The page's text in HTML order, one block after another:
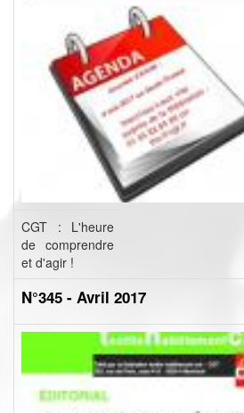
CGT : L'heure
de comprendre
et d'agir !
N°345 - Avril 2017